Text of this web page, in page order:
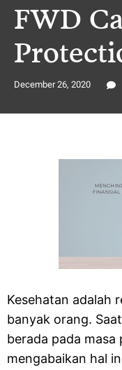
FWD
December 26, 2020
Kesehatan adalah
banyak orang.
berada pada
mengabaikan hal